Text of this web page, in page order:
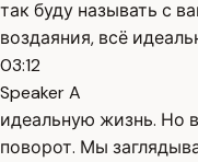
так буду называть с
воздаяния, всё
03:12
Speaker A
идеальную жизнь. Но
поворот. Мы